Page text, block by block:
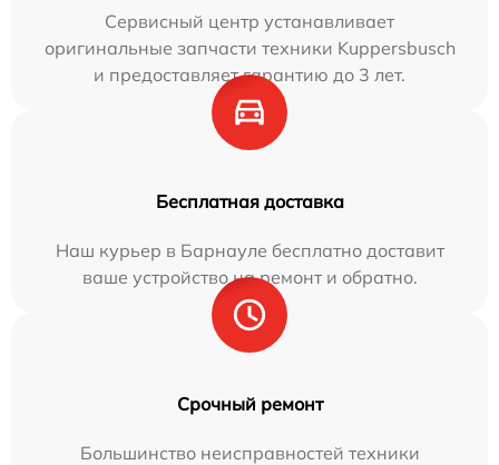
Сервисный центр устанавливает
оригинальные запчасти техники Kuppersbusch
и предоставляет гарантию до 3 лет.
Бесплатная доставка
Наш курьер в Барнауле бесплатно доставит
ваше устройство на ремонт и обратно.
Срочный ремонт
Большинство неисправностей техники